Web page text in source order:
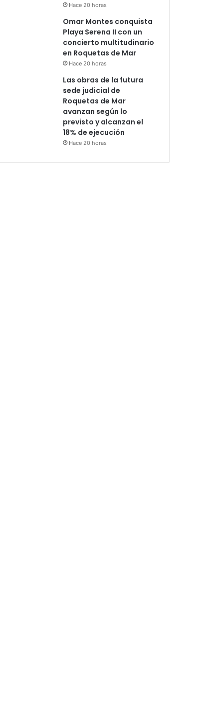
Hace 20 horas
Omar Montes conquista
Playa Serena II con un
concierto multitudinario
en Roquetas de Mar
Hace 20 horas
Las obras de la futura
sede judicial de
Roquetas de Mar
avanzan según lo
previsto y alcanzan el
18% de ejecución
Hace 20 horas